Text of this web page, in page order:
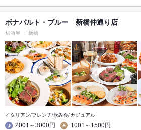
ボナパルト・ブルー 新橋仲通り店
居酒屋 新橋
イタリアン/フレンチ/飲み会/カジュアル
2001～3000円
1001～1500円